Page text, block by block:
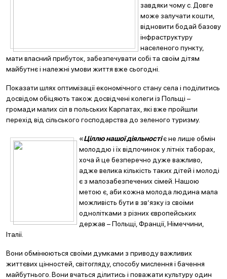
завдяки чому с. Довге
може залучати кошти,
відновити бодай базову
інфраструктуру
населеного пункту,
мати власний прибуток, забезпечувати собі та своїм дітям
майбутнє і належні умови життя вже сьогодні.
Показати шлях оптимізації економічного стану села і поділитись
досвідом обіцяють також досвідчені колеги із Польщі –
громади малих сіл в польських Карпатах, які вже пройшли
перехід від сільського господарства до зеленого туризму.
«Ціллю нашої діяльностіє не лише обмін
молоддю і їх відпочинок у літніх таборах,
хоча й це безперечно дуже важливо,
адже велика кількість таких дітей і молоді
є з малозабезпечених сімей. Нашою
метою є, аби кожна молода людина мала
можливість бути в зв’язку із своїми
однолітками з різних європейських
держав – Польщі, Франції, Німеччини,
Італії.
Вони обмінюються своїми думками з приводу важливих
життєвих цінностей, світогляду, способу мислення і бачення
майбутнього. Вони вчаться ділитись і поважати культуру один